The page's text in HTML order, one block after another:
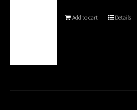
Add to cart Details